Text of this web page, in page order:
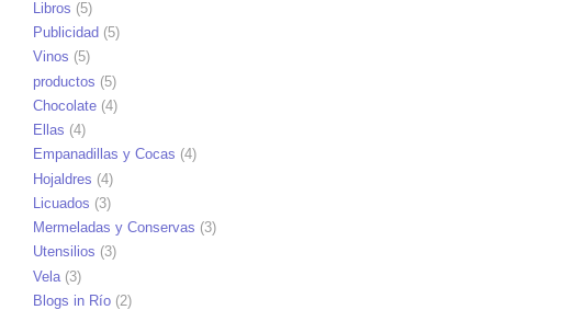
Libros (5)
Publicidad (5)
Vinos (5)
productos (5)
Chocolate (4)
Ellas (4)
Empanadillas y Cocas (4)
Hojaldres (4)
Licuados (3)
Mermeladas y Conservas (3)
Utensilios (3)
Vela (3)
Blogs in Río (2)